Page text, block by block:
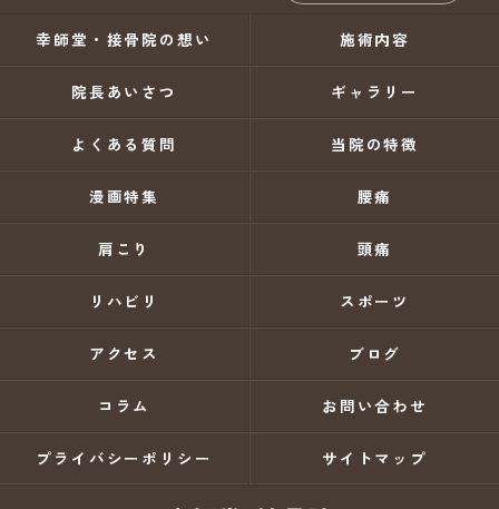
幸師堂・接骨院の想い 施術内容
院長あいさつ ギャラリー
よくある質問 当院の特徴
漫画特集 腰痛
肩こり 頭痛
リハビリ スポーツ
アクセス ブログ
コラム お問い合わせ
プライバシーポリシー サイトマップ